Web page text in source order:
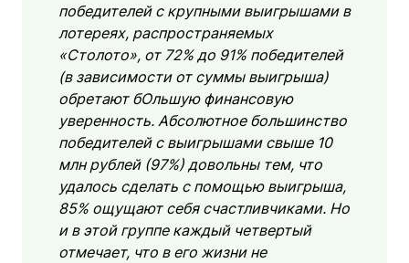
победителей с крупными выигрышами в
лотереях, распространяемых
«Столото», от 72% до 91% победителей
(в зависимости от суммы выигрыша)
обретают бОльшую финансовую
уверенность. Абсолютное большинство
победителей с выигрышами свыше 10
млн рублей (97%) довольны тем, что
удалось сделать с помощью выигрыша,
85% ощущают себя счастливчиками. Но
и в этой группе каждый четвертый
отмечает, что в его жизни не